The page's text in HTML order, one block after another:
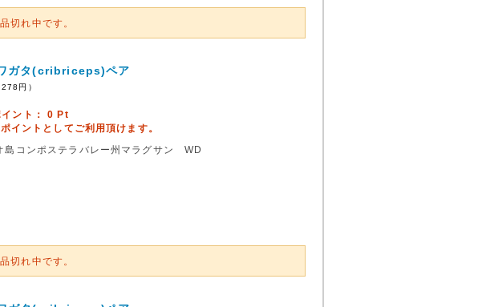
品切れ中です。
ワガタ(cribriceps)ペア
円）
イント：0 Pt
イントとしてご利用頂けます。
コンポステラバレー州マラグサン WD
品切れ中です。